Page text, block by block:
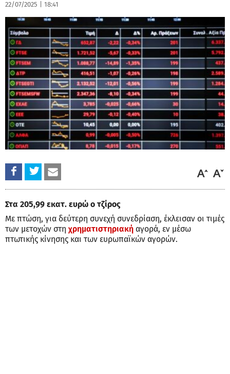
22/07/2025 18:41
Στα 205,99 εκατ. ευρώ ο τζίρος
Με πτώση, για δεύτερη συνεχή συνεδρίαση, έκλεισαν οι τιμές
των μετοχών στη χρηματιστηριακή αγορά, εν μέσω
πτωτικής κίνησης και των ευρωπαϊκών αγορών.